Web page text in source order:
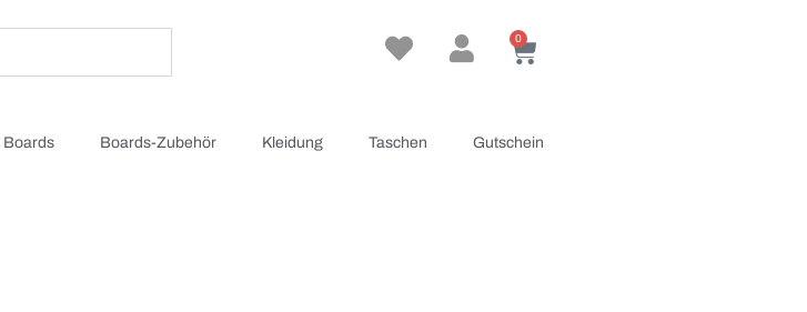
0
Boards Boards-Zubehör Kleidung Taschen Gutschein